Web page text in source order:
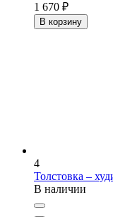
1 670 ₽
В корзину
4
Толстовка –
В наличии